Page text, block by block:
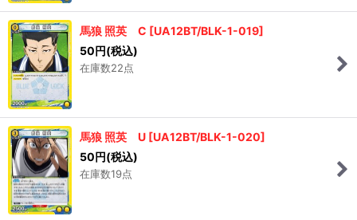
馬狼 照英 C [UA12BT/BLK-1-019]
50円(税込)
在庫数22点
馬狼 照英 U [UA12BT/BLK-1-020]
50円(税込)
在庫数19点